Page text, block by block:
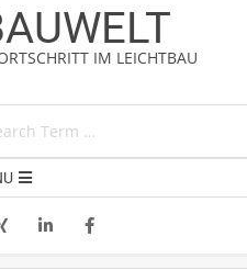
IM LEICHTBAU